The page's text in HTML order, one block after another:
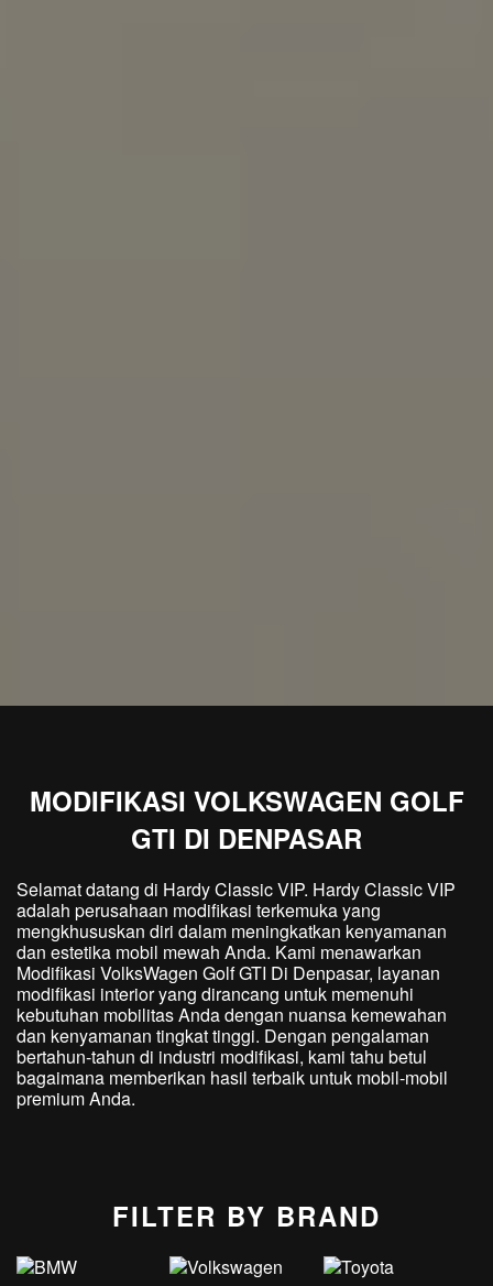
MODIFIKASI VOLKSWAGEN GOLF
GTI DI DENPASAR
Selamat datang di Hardy Classic VIP. Hardy Classic VIP
adalah perusahaan modifikasi terkemuka yang
mengkhususkan diri dalam meningkatkan kenyamanan
dan estetika mobil mewah Anda. Kami menawarkan
Modifikasi VolksWagen Golf GTI Di Denpasar, layanan
modifikasi interior yang dirancang untuk memenuhi
kebutuhan mobilitas Anda dengan nuansa kemewahan
dan kenyamanan tingkat tinggi. Dengan pengalaman
bertahun-tahun di industri modifikasi, kami tahu betul
bagaimana memberikan hasil terbaik untuk mobil-mobil
premium Anda.
FILTER BY BRAND